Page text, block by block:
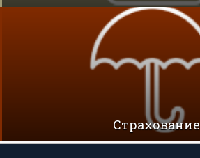
Cтрахование